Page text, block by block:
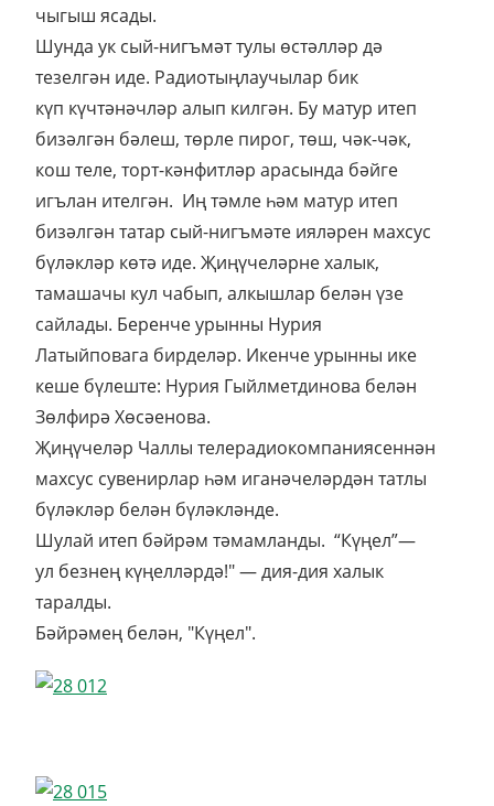
чыгыш ясады.
Шунда ук сый-нигъмәт тулы өстәлләр дә
тезелгән иде. Радиотыңлаучылар бик
күп күчтәнәчләр алып килгән. Бу матур итеп
бизәлгән бәлеш, төрле пирог, төш, чәк-чәк,
кош теле, торт-кәнфитләр арасында бәйге
игълан ителгән. Иң тәмле һәм матур итеп
бизәлгән татар сый-нигъмәте ияләрен махсус
бүләкләр көтә иде. Җиңүчеләрне халык,
тамашачы кул чабып, алкышлар белән үзе
сайлады. Беренче урынны Нурия
Латыйповага бирделәр. Икенче урынны ике
кеше бүлеште: Нурия Гыйлметдинова белән
Зөлфирә Хөсәенова.
Җиңүчеләр Чаллы телерадиокомпаниясеннән
махсус сувенирлар һәм иганәчеләрдән татлы
бүләкләр белән бүләкләнде.
Шулай итеп бәйрәм тәмамланды. “Күңел”—
ул безнең күңелләрдә!" — дия-дия халык
таралды.
Бәйрәмең белән, "Күңел".